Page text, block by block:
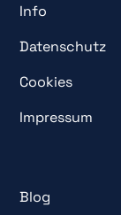
Info
Datenschutz
Cookies
Impressum
Blog